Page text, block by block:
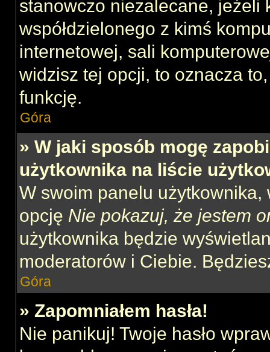
stanowczo niezalecane, jeżeli
współdzielonego z kimś
internetowej, sali
widzisz tej opcji, to oznacza
funkcję.
Góra
» W jaki sposób mogę
użytkownika na liście
W swoim panelu użytkownika,
opcję Nie pokazuj, że jestem
użytkownika będzie
moderatorów i Ciebie.
Góra
» Zapomniałem hasła!
Nie panikuj! Twoje hasło